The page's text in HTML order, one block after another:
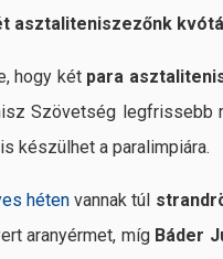
asztaliteniszezőnk
hogy két para
Szövetség legfrissebb
is készülhet a paralimpiára.
hétenvannak túl
aranyérmet, míg Báder